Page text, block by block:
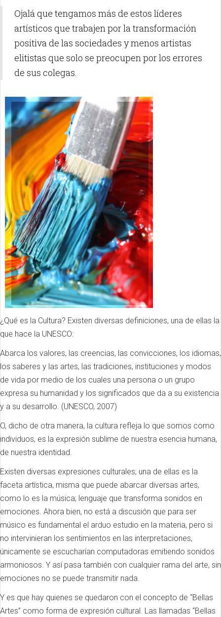
Ojalá que tengamos más de estos líderes
artísticos que trabajen por la transformación
positiva de las sociedades y menos artistas
elitistas que solo se preocupen por los errores
de sus colegas.
¿Qué es la Cultura? Existen diversas definiciones, una de ellas la
que hace la UNESCO:
Abarca los valores, las creencias, las convicciones, los idiomas,
los saberes y las artes, las tradiciones, instituciones y modos
de vida por medio de los cuales una persona o un grupo
expresa su humanidad y los significados que da a su existencia
y a su desarrollo. (UNESCO, 2007)
O, dicho de otra manera, la cultura refleja lo que somos como
individuos, es la expresión sublime de nuestra esencia humana,
de nuestra identidad.
Existen diversas expresiones culturales; una de ellas es la
faceta artística, misma que puede abarcar diversas artes,
como lo es la música; lenguaje que transforma sonidos en
emociones. Ahora bien, no está a discusión que para ser
músico es fundamental el arduo estudio en la materia, pero si
no intervinieran los sentimientos en las interpretaciones,
únicamente se escucharían computadoras emitiendo sonidos
armoniosos. Y así pasa también con cualquier rama del arte, sin
emociones no se puede transmitir nada.
Y es que hay quienes se quedaron con el concepto de “Bellas
Artes” como forma de expresión cultural. Las llamadas “Bellas